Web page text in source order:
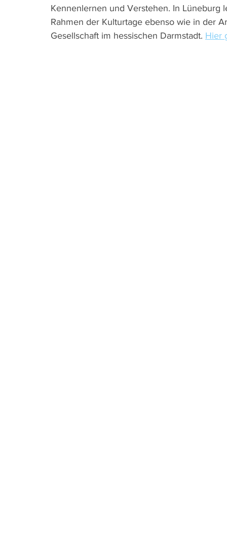
Kennenlernen und Verstehen. In Lüneburg
Rahmen der Kulturtage ebenso wie in der
Gesellschaft im hessischen Darmstadt. Hier